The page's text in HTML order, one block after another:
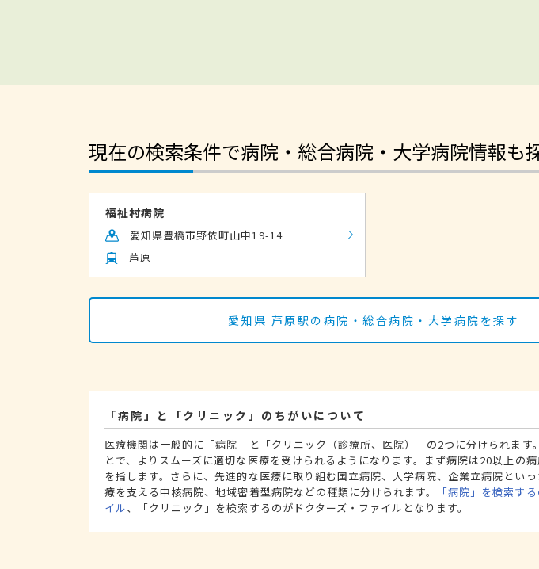
現在の検索条件で病院・総合病院・大学病院情報も
福祉村病院
愛知県豊橋市野依町山中19-14
芦原
愛知県 芦原駅の病院・総合病院・大学病院を探す
「病院」と「クリニック」のちがいについて
医療機関は一般的に「病院」と「クリニック（診療所、医院）」の2つに分けられます
とで、よりスムーズに適切な医療を受けられるようになります。まず病院は20以上の
を指します。さらに、先進的な医療に取り組む国立病院、大学病院、企業立病院とい
療を支える中核病院、地域密着型病院などの種類に分けられます。
「病院」を検索す
イル、「クリニック」を検索するのがドクターズ・ファイルとなります。